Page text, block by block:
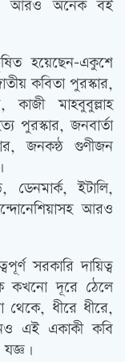
আরও অনেক বই
হয়েছেন-একুশে
কবিতা পুরস্কার,
কাজী মাহবুবুল্লাহ
পুরস্কার, জনবার্তা
জনকন্ঠ গুণীজন
ডেনমার্ক, ইটালি,
আরও
সরকারি দায়িত্ব
কখনো দূরে ঠেলে
থেকে, ধীরে ধীরে,
এই একাকী কবি
যজ্ঞ।